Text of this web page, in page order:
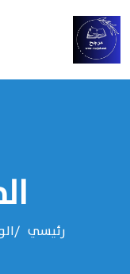
رئيسي